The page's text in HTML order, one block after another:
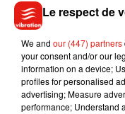
7
Le respect de
We and our (447) partners
your consent and/or our
information on a device;
profiles for personalised
advertising; Measure
performance; Understand